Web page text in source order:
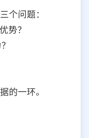
个问题：
势？
的一环。